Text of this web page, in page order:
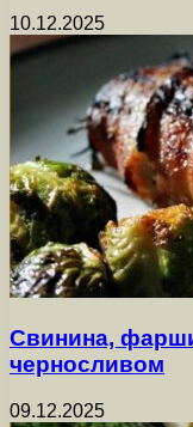
10.12.2025
Свинина,
черносливом
09.12.2025